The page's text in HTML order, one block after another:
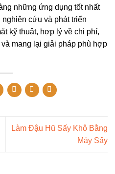
những ứng dụng tốt nhất
cứu và phát triển
kỹ thuật, hợp lý về chi phí,
mang lại giải pháp phù hợp
Làm Đậu Hũ Sấy Khô Bằng
Máy Sấy